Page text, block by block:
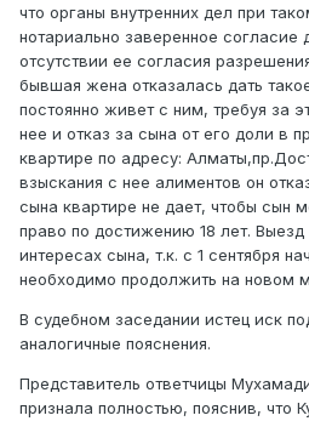
что органы внутренних дел при
нотариально заверенное согласие
отсутствии ее согласия
бывшая жена отказалась дать
постоянно живет с ним, требуя за
нее и отказ за сына от его доли в
квартире по адресу:
взыскания с нее алиментов он
сына квартире не дает, чтобы сын
право по достижению 18 лет.
интересах сына, т.к. с 1 сентября
необходимо продолжить на новом
В судебном заседании истец иск
аналогичные пояснения.
Представитель ответчицы
признала полностью, пояснив, что